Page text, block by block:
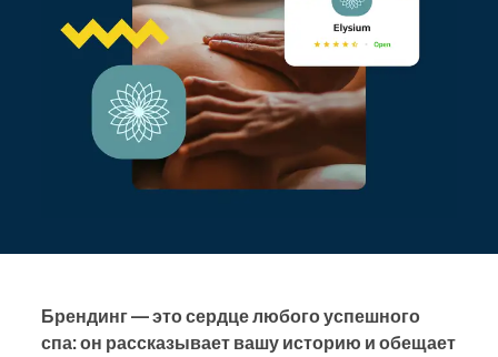
Брендинг — это сердце любого успешного
спа: он рассказывает вашу историю и обещает